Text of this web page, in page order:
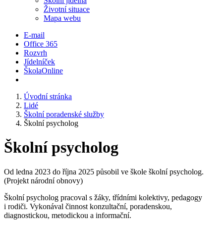
Životní situace
Mapa webu
E-mail
Office 365
Rozvrh
Jídelníček
ŠkolaOnline
Úvodní stránka
Lidé
Školní poradenské služby
Školní psycholog
Školní psycholog
Od ledna 2023 do října 2025 působil ve škole školní psycholog.
(Projekt národní obnovy)
Školní psycholog pracoval s žáky, třídními kolektivy, pedagogy
i rodiči. Vykonával činnost konzultační, poradenskou,
diagnostickou, metodickou a informační.